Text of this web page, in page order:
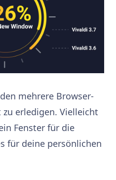
mehrere Browser-
erledigen. Vielleicht
Fenster für die
für deine persönlichen